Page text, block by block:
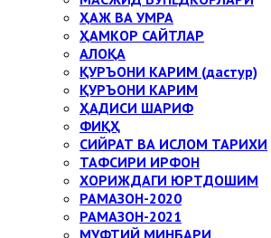
ҲАЖ ВА УМРА
ҲАМКОР САЙТЛАР
АЛОҚА
ҚУРЪОНИ КАРИМ (дастур)
ҚУРЪОНИ КАРИМ
ҲАДИСИ ШАРИФ
ФИҚҲ
СИЙРАТ ВА ИСЛОМ ТАРИХИ
ТАФСИРИ ИРФОН
ХОРИЖДАГИ ЮРТДОШИМ
РАМАЗОН-2020
РАМАЗОН-2021
МУФТИЙ МИНБАРИ